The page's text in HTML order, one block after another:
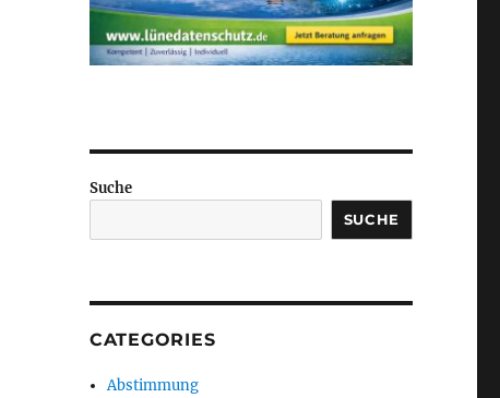
Suche
SUCHE
CATEGORIES
Abstimmung